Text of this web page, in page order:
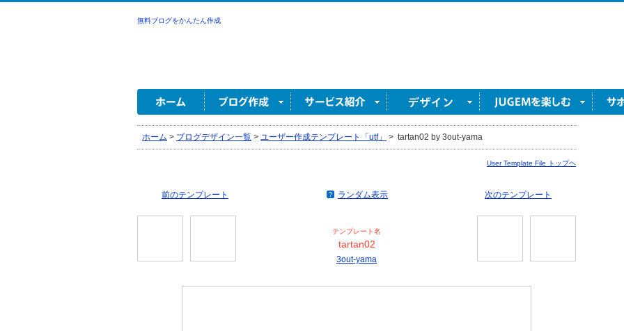
無料ブログをかんたん作成
ホーム > ブログデザイン一覧 > ユーザー作成テンプレート「utf」 > tartan02 by 3out-yama
User Template File トップヘ
前のテンプレート 次のテンプレート
ランダム表示
テンプレート名
tartan02
3out-yama